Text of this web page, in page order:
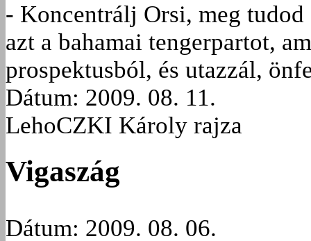
- Koncentrálj Orsi, meg
azt a bahamai tengerpartot,
prospektusból, és utazzál,
Dátum: 2009. 08. 11.
LehoCZKI Károly rajza
Vigaszág
Dátum: 2009. 08. 06.